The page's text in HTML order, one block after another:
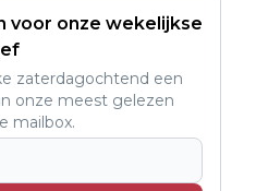
voor onze wekelijkse
zaterdagochtend een
onze meest gelezen
mailbox.